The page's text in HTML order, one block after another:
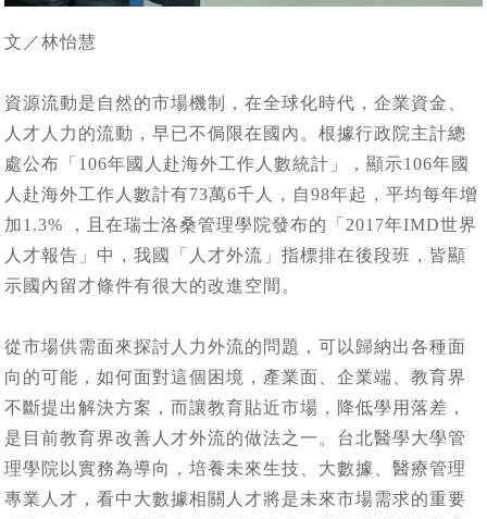
文／林怡慧
資源流動是自然的市場機制，在全球化時代，企業資金、
人才人力的流動，早已不侷限在國內。根據行政院主計總
處公布「106年國人赴海外工作人數統計」，顯示106年國
人赴海外工作人數計有73萬6千人，自98年起，平均每年增
加1.3% ，且在瑞士洛桑管理學院發布的「2017年IMD世界
人才報告」中，我國「人才外流」指標排在後段班，皆顯
示國內留才條件有很大的改進空間。
從市場供需面來探討人力外流的問題，可以歸納出各種面
向的可能，如何面對這個困境，產業面、企業端、教育界
不斷提出解決方案，而讓教育貼近市場，降低學用落差，
是目前教育界改善人才外流的做法之一。台北醫學大學管
理學院以實務為導向，培養未來生技、大數據、醫療管理
專業人才，看中大數據相關人才將是未來市場需求的重要